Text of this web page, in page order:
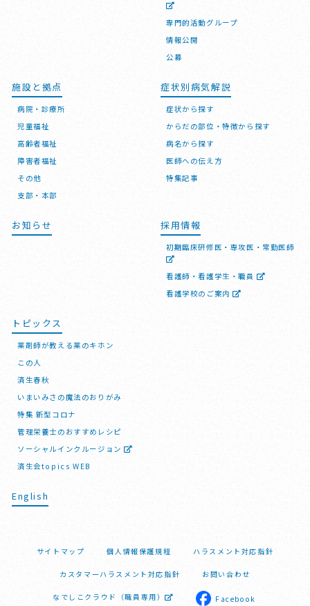
専門的活動グループ
情報公開
公募
施設と拠点
病院・診療所
児童福祉
高齢者福祉
障害者福祉
その他
支部・本部
症状別病気解説
症状から探す
からだの部位・特徴から探す
病名から探す
医師への伝え方
特集記事
お知らせ 採用情報
初期臨床研修医・専攻医・常勤医師
看護師・看護学生・職員
看護学校のご案内
トピックス
薬剤師が教える薬のキホン
この人
済生春秋
いまいみさの魔法のおりがみ
特集 新型コロナ
管理栄養士のおすすめレシピ
ソーシャルインクルージョン
済生会topics WEB
English
サイトマップ 個人情報保護規程 ハラスメント対応指針
カスタマーハラスメント対応指針 お問い合わせ
なでしこクラウド（職員専用） Facebook